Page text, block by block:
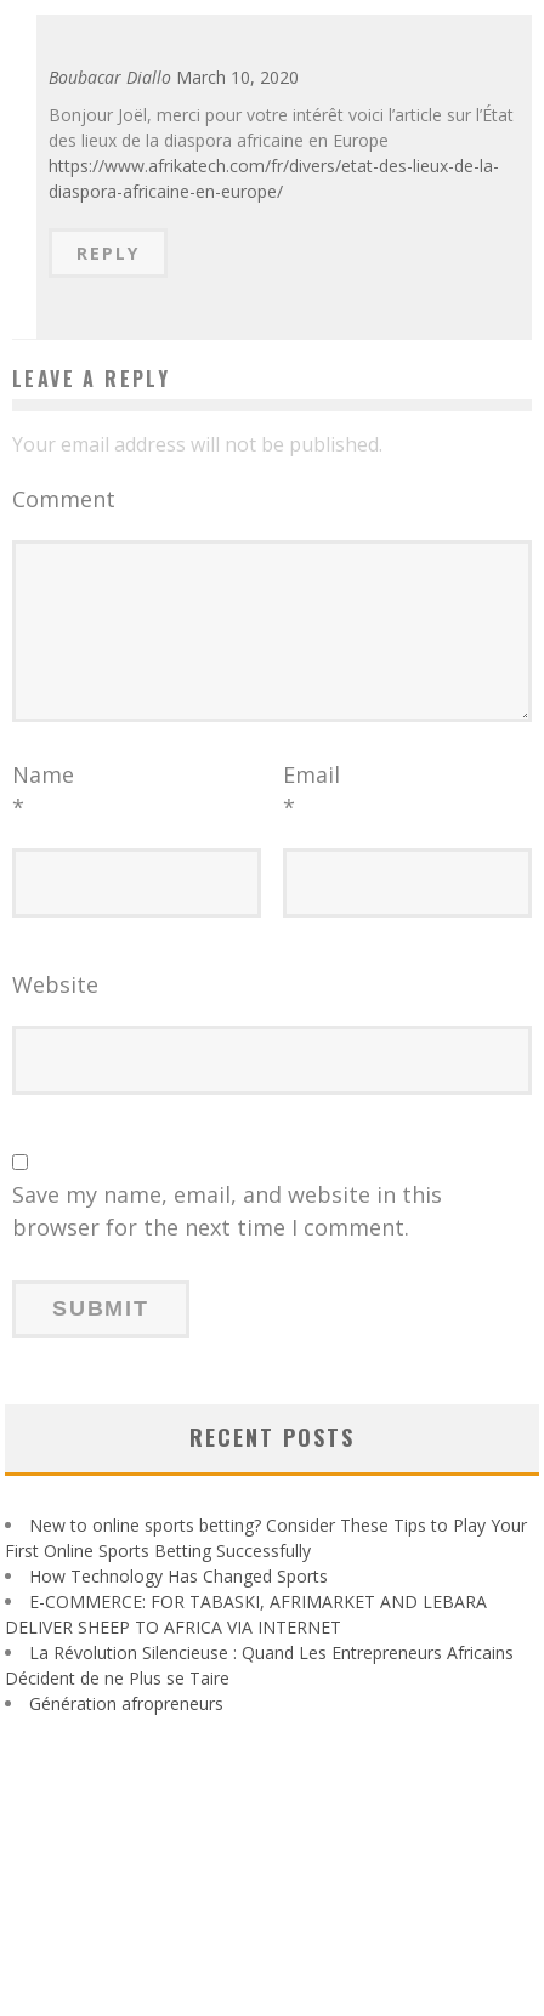
Boubacar Diallo March 10, 2020
Bonjour Joël, merci pour votre intérêt voici l’article sur l’État
des lieux de la diaspora africaine en Europe
https://www.afrikatech.com/fr/divers/etat-des-lieux-de-la-
diaspora-africaine-en-europe/
REPLY
LEAVE A REPLY
Your email address will not be published.
Comment
Name
*
Email
*
Website
Save my name, email, and website in this
browser for the next time I comment.
RECENT POSTS
New to online sports betting? Consider These Tips to Play Your
First Online Sports Betting Successfully
How Technology Has Changed Sports
E-COMMERCE: FOR TABASKI, AFRIMARKET AND LEBARA
DELIVER SHEEP TO AFRICA VIA INTERNET
La Révolution Silencieuse : Quand Les Entrepreneurs Africains
Décident de ne Plus se Taire
Génération afropreneurs